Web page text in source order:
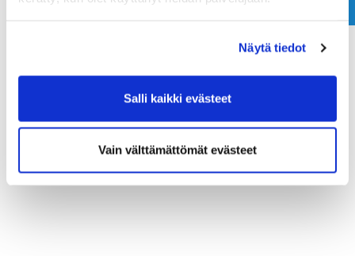
Näytä tiedot
Salli kaikki evästeet
Vain välttämättömät evästeet